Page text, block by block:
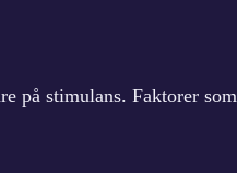
på stimulans. Faktorer